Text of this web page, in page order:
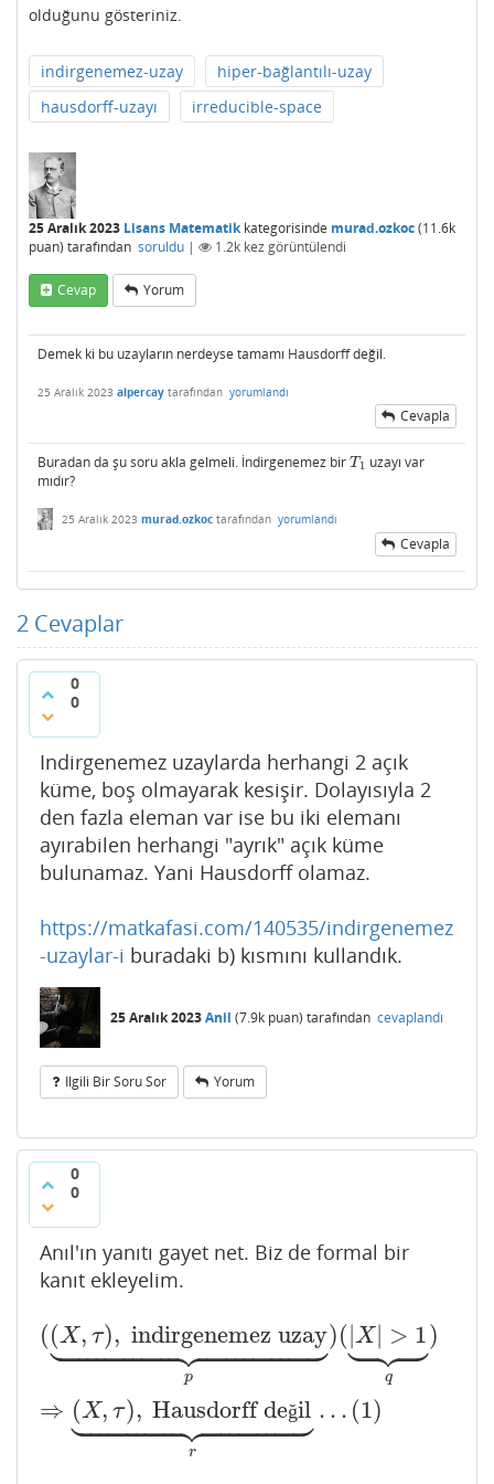
olduğunu gösteriniz.
indirgenemez-uzay
hiper-bağlantılı-uzay
hausdorff-uzayı
irreducible-space
25 Aralık 2023 Lisans Matematikkategorisinde murad.ozkoc(11.6k
puan) tarafından soruldu | 1.2k kez görüntülendi
Cevap Yorum
Demek ki bu uzayların nerdeyse tamamı Hausdorff değil.
25 Aralık 2023 alpercay tarafından yorumlandı
Cevapla
Buradan da şu soru akla gelmeli. İndirgenemez bir T1
T1 uzayı var
mıdır?
25 Aralık 2023 murad.ozkoc tarafından yorumlandı
Cevapla
2 Cevaplar
0
0
Indirgenemez uzaylarda herhangi 2 açık
küme, boş olmayarak kesişir. Dolayısıyla 2
den fazla eleman var ise bu iki elemanı
ayırabilen herhangi "ayrık" açık küme
bulunamaz. Yani Hausdorff olamaz.
https://matkafasi.com/140535/indirgenemez
-uzaylar-i buradaki b) kısmını kullandık.
25 Aralık 2023Anil (7.9k puan) tarafından cevaplandı
Ilgili Bir Soru Sor Yorum
0
0
Anıl'ın yanıtı gayet net. Biz de formal bir
kanıt ekleyelim.
((X, τ), indirgenemez uzay
 

 
p
)(|X| > 1
 

 
q
)
⇒ (X, τ), Hausdorff değil
 

 
r
… (1)
(( X,τ), indirgenemez uzay⏟ p)(|X|> 1⏟q ⇒(X ,τ ),